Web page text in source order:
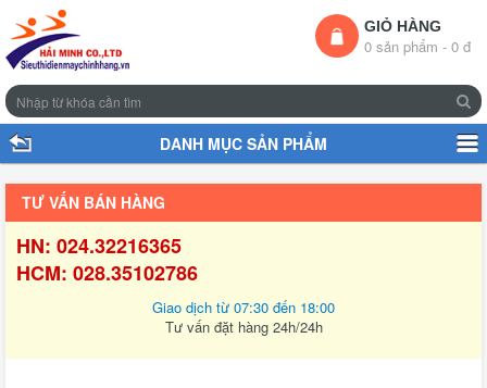
GIỎ HÀNG
0 sản phẩm - 0 đ
DANH MỤC SẢN PHẨM
TƯ VẤN BÁN HÀNG
HN: 024.32216365
HCM: 028.35102786
Giao dịch từ 07:30 đến 18:00
Tư vấn đặt hàng 24h/24h